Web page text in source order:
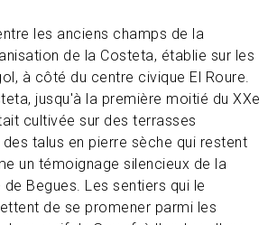
les anciens champs de la
de la Costeta, établie sur les
à côté du centre civique El Roure.
jusqu'à la première moitié du XXe
cultivée sur des terrasses
talus en pierre sèche qui restent
un témoignage silencieux de la
Begues. Les sentiers qui le
de se promener parmi les